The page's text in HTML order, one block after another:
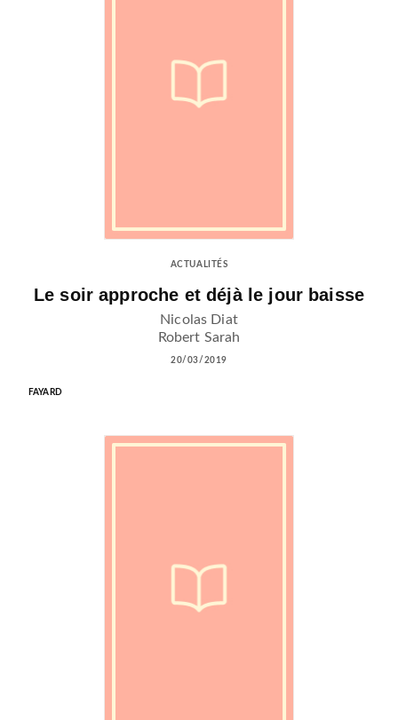
ACTUALITÉS
Le soir approche et déjà le jour baisse
Nicolas Diat
Robert Sarah
20/03/2019
FAYARD